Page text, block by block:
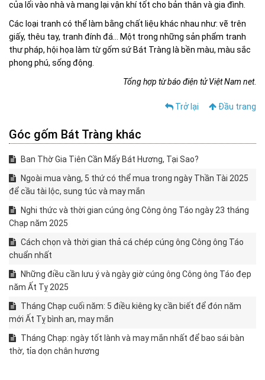
của lối vào nhà và mang lại vận khí tốt cho bản thân và gia đình.
Các loại tranh có thể làm bằng chất liệu khác nhau như: vẽ trên
giấy, thêu tay, tranh đính đá… Một trong những sản phẩm tranh
thư pháp, hội họa làm từ gốm sứ Bát Tràng là bền màu, màu sắc
phong phú, sống động.
Tổng hợp từ báo điện tử Việt Nam net.
Trở lại Đầu trang
Góc gốm Bát Tràng khác
Ban Thờ Gia Tiên Cần Mấy Bát Hương, Tại Sao?
Ngoài mua vàng, 5 thứ có thể mua trong ngày Thần Tài 2025
để cầu tài lộc, sung túc và may mắn
Nghi thức và thời gian cúng ông Công ông Táo ngày 23 tháng
Chạp năm 2025
Cách chọn và thời gian thả cá chép cúng ông Công ông Táo
chuẩn nhất
Những điều cần lưu ý và ngày giờ cúng ông Công ông Táo đẹp
năm Ất Tỵ 2025
Tháng Chạp cuối năm: 5 điều kiêng kỵ cần biết để đón năm
mới Ất Tỵ bình an, may mắn
Tháng Chạp: ngày tốt lành và may mắn nhất để bao sái bàn
thờ, tỉa dọn chân hương